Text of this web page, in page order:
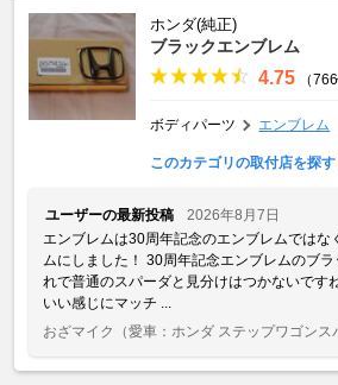
ホンダ(純正)
ブラックエンブレム
4.75 （
ボディパーツ エンブレム
このカテゴリの取付店を探す
ユーザーの最新投稿
2026年8月7日
エンブレムは30周年記念のエンブレムではな
ムにしました！ 30周年記念エンブレムのブラ
れで普通のスパーダと見分けはつかないです
いい感じにマッチ ...
おざマイク
（愛車：ホンダ ステップワゴンス